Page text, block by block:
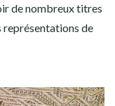
de nombreux titres
représentations de